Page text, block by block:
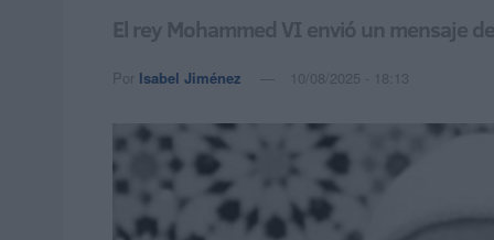
El rey Mohammed VI envió un mensaje
Por Isabel Jiménez 10/08/2025 - 18:13